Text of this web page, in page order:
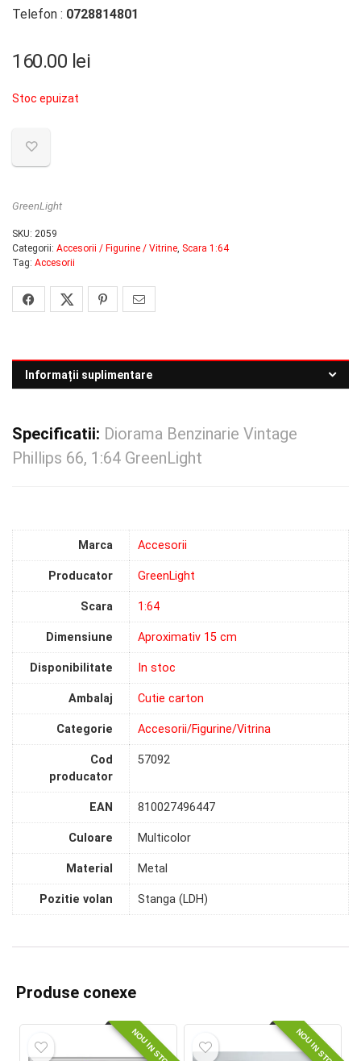
Telefon : 0728814801
160.00 lei
Stoc epuizat
GreenLight
SKU: 2059
Categorii: Accesorii / Figurine / Vitrine, Scara 1:64
Tag: Accesorii
Informații suplimentare
Specificatii: Diorama Benzinarie Vintage
Phillips 66, 1:64 GreenLight
Marca Accesorii
Producator GreenLight
Scara 1:64
Dimensiune Aproximativ 15 cm
Disponibilitate In stoc
Ambalaj Cutie carton
Categorie Accesorii/Figurine/Vitrina
Cod
producator
57092
EAN 810027496447
Culoare Multicolor
Material Metal
Pozitie volan Stanga (LDH)
Produse conexe
NOU IN STOC NOU IN STOC